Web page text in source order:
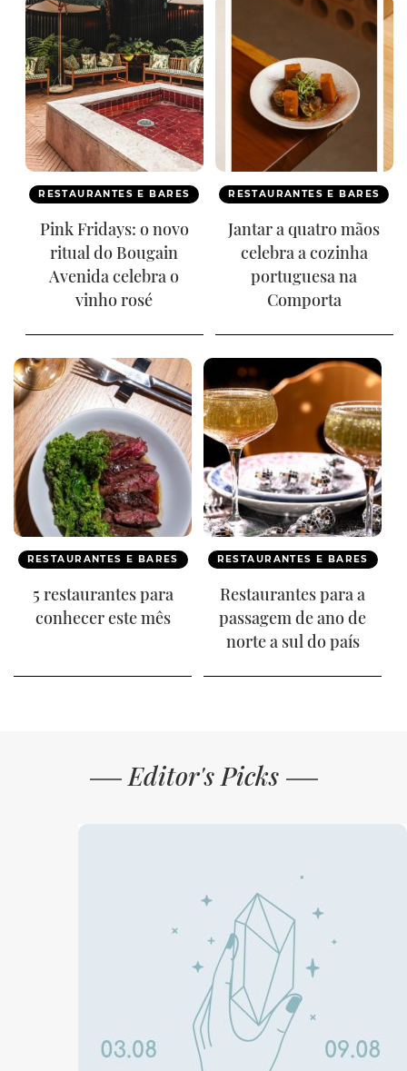
RESTAURANTES E BARES
Pink Fridays: o novo
ritual do Bougain
Avenida celebra o
vinho rosé
RESTAURANTES E BARES
Jantar a quatro mãos
celebra a cozinha
portuguesa na
Comporta
RESTAURANTES E BARES
5 restaurantes para
conhecer este mês
RESTAURANTES E BARES
Restaurantes para a
passagem de ano de
norte a sul do país
Editor's Picks